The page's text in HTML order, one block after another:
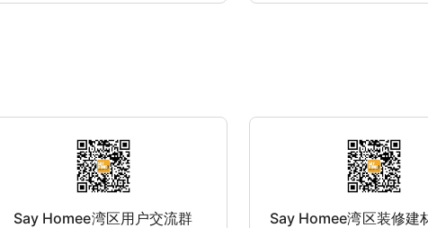
Say Homee湾区用户交流群 Say Homee湾区装修建